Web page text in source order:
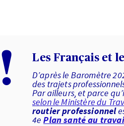
! Les Français et
D’après le Baromètre
des trajets
Par ailleurs, et parce
selon le Ministère du
routier professionnel
4e Plan santé au